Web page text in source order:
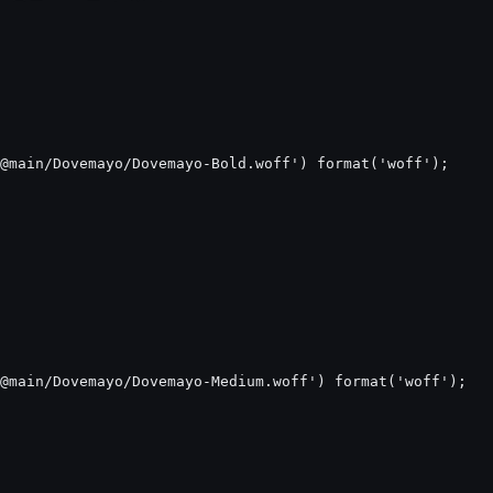
Dovemayo/Dovemayo-Bold.woff') format('woff');
Dovemayo/Dovemayo-Medium.woff') format('woff');